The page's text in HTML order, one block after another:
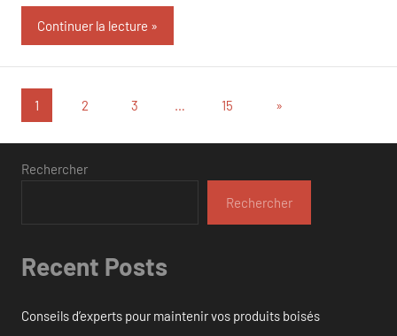
Continuer la lecture
Pagination
des
publications
1 2 3 … 15
Articles
»
Rechercher
Rechercher
Recent Posts
Conseils d’experts pour maintenir vos produits boisés